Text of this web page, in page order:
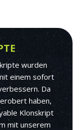
wurden
einem sofort
Da
haben,
Klonskript
mit unserem